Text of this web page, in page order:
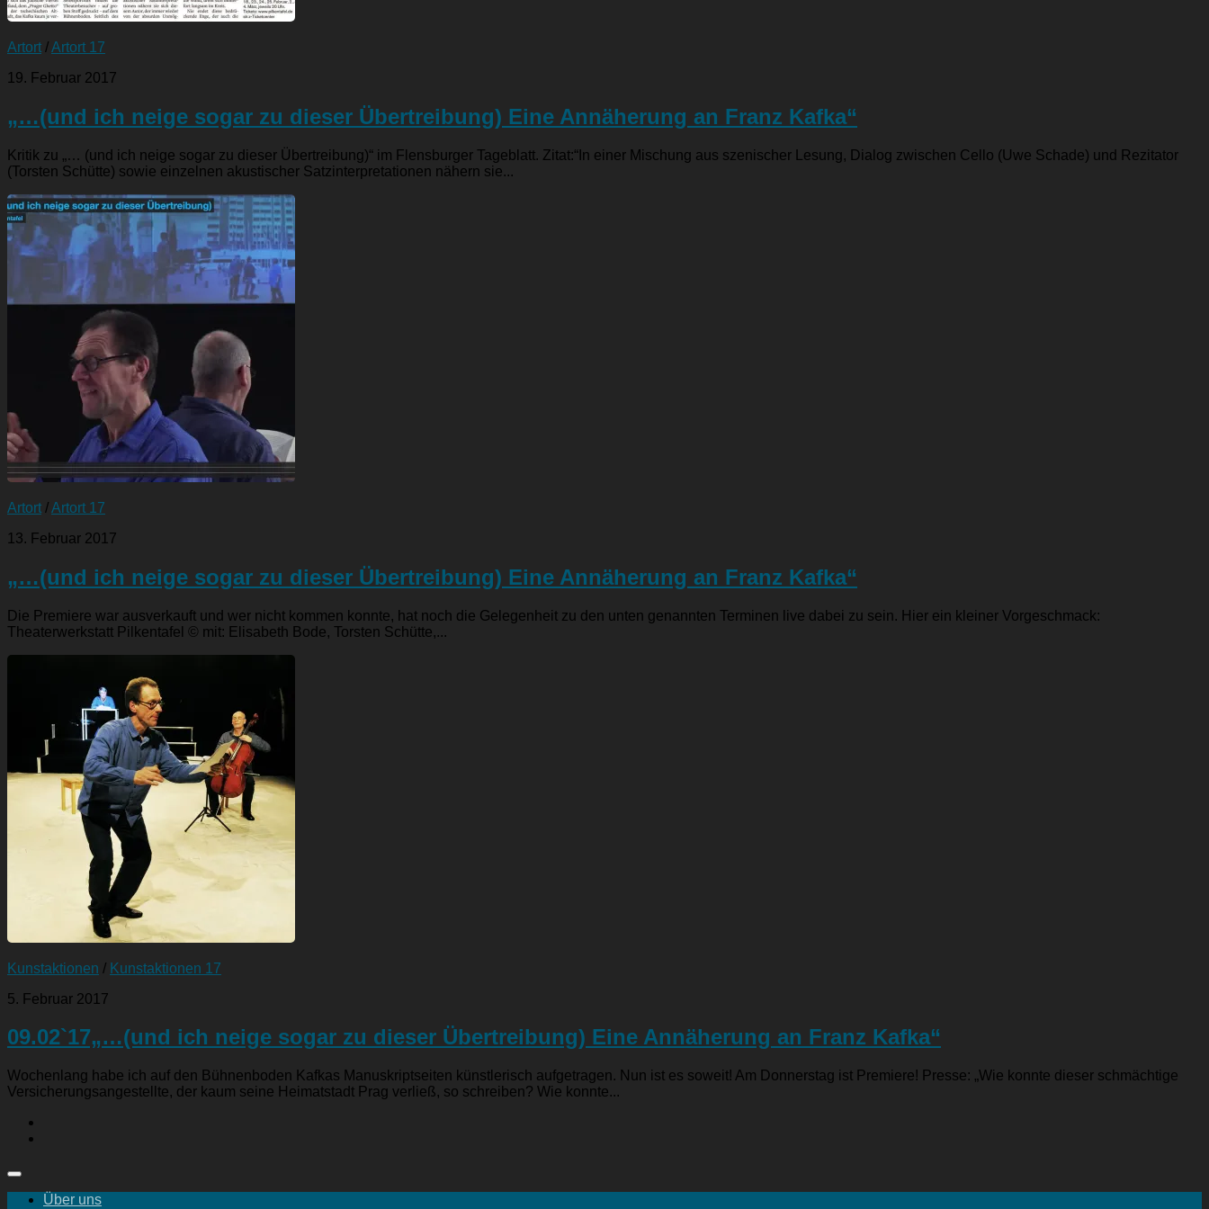
Artort /Artort 17
19. Februar 2017
„…(und ich neige sogar zu dieser Übertreibung) Eine Annäherung an Franz Kafka“
Kritik zu „… (und ich neige sogar zu dieser Übertreibung)“ im Flensburger Tageblatt. Zitat:“In einer Mischung aus szenischer Lesung, Dialog zwischen Cello (Uwe Schade) und Rezitator
(Torsten Schütte) sowie einzelnen akustischer Satzinterpretationen nähern sie...
Artort /Artort 17
13. Februar 2017
„…(und ich neige sogar zu dieser Übertreibung) Eine Annäherung an Franz Kafka“
Die Premiere war ausverkauft und wer nicht kommen konnte, hat noch die Gelegenheit zu den unten genannten Terminen live dabei zu sein. Hier ein kleiner Vorgeschmack:
Theaterwerkstatt Pilkentafel © mit: Elisabeth Bode, Torsten Schütte,...
Kunstaktionen / Kunstaktionen 17
5. Februar 2017
09.02`17„…(und ich neige sogar zu dieser Übertreibung) Eine Annäherung an Franz Kafka“
Wochenlang habe ich auf den Bühnenboden Kafkas Manuskriptseiten künstlerisch aufgetragen. Nun ist es soweit! Am Donnerstag ist Premiere! Presse: „Wie konnte dieser schmächtige
Versicherungsangestellte, der kaum seine Heimatstadt Prag verließ, so schreiben? Wie konnte...
Über uns